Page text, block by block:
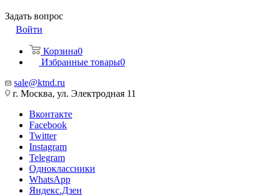
Задать вопрос
Войти
Корзина0
Избранные товары0
sale@ktnd.ru
г. Москва, ул. Электродная 11
Вконтакте
Facebook
Twitter
Instagram
Telegram
Одноклассники
WhatsApp
Яндекс.Дзен